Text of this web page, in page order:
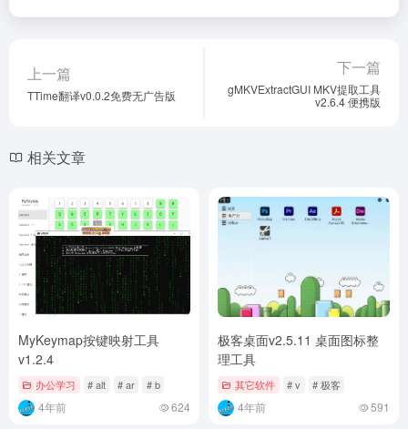
上一篇
TTime翻译v0.0.2免费无广告版
下一篇
gMKVExtractGUI MKV提取工具
v2.6.4 便携版
相关文章
MyKeymap按键映射工具
v1.2.4
办公学习 # alt # ar # b
4年前 624
极客桌面v2.5.11 桌面图标整
理工具
其它软件 # v # 极客
4年前 591